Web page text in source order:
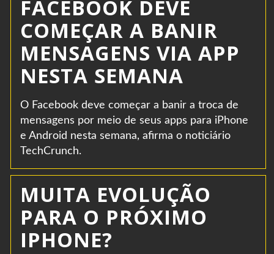
FACEBOOK DEVE
COMEÇAR A BANIR
MENSAGENS VIA APP
NESTA SEMANA
O Facebook deve começar a banir a troca de
mensagens por meio de seus apps para iPhone
e Android nesta semana, afirma o noticiário
TechCrunch.
MUITA EVOLUÇÃO
PARA O PRÓXIMO
IPHONE?